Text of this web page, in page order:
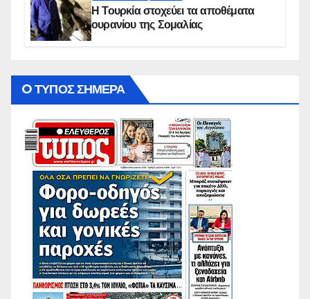
Η Τουρκία στοχεύει τα αποθέματα
ουρανίου της Σομαλίας
O ΤΥΠΟΣ ΣΗΜΕΡΑ